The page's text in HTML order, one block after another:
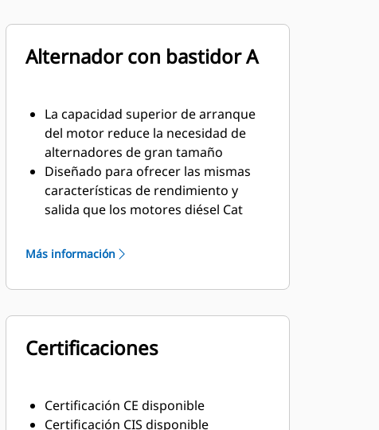
Alternador con bastidor A
La capacidad superior de arranque
del motor reduce la necesidad de
alternadores de gran tamaño
Diseñado para ofrecer las mismas
características de rendimiento y
salida que los motores diésel Cat
Más información
Certificaciones
Certificación CE disponible
Certificación CIS disponible